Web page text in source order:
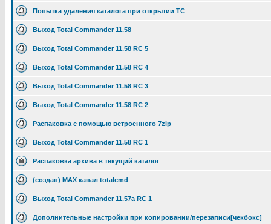
Попытка удаления каталога при открытии TC
Выход Total Commander 11.58
Выход Total Commander 11.58 RC 5
Выход Total Commander 11.58 RC 4
Выход Total Commander 11.58 RC 3
Выход Total Commander 11.58 RC 2
Распаковка с помощью встроенного 7zip
Выход Total Commander 11.58 RC 1
Распаковка архива в текущий каталог
(создан) MAX канал totalcmd
Выход Total Commander 11.57a RC 1
Дополнительные настройки при копировании/перезаписи[чекбокс]